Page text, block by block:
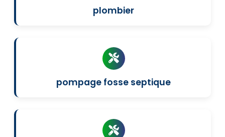
plombier
pompage fosse septique